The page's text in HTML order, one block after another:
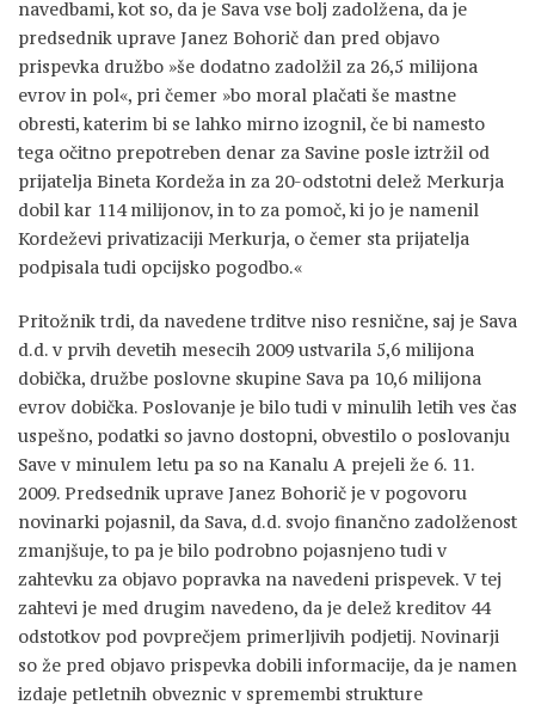
navedbami, kot so, da je Sava vse bolj zadolžena, da je
predsednik uprave Janez Bohorič dan pred objavo
prispevka družbo »še dodatno zadolžil za 26,5 milijona
evrov in pol«, pri čemer »bo moral plačati še mastne
obresti, katerim bi se lahko mirno izognil, če bi namesto
tega očitno prepotreben denar za Savine posle iztržil od
prijatelja Bineta Kordeža in za 20-odstotni delež Merkurja
dobil kar 114 milijonov, in to za pomoč, ki jo je namenil
Kordeževi privatizaciji Merkurja, o čemer sta prijatelja
podpisala tudi opcijsko pogodbo.«
Pritožnik trdi, da navedene trditve niso resnične, saj je Sava
d.d. v prvih devetih mesecih 2009 ustvarila 5,6 milijona
dobička, družbe poslovne skupine Sava pa 10,6 milijona
evrov dobička. Poslovanje je bilo tudi v minulih letih ves čas
uspešno, podatki so javno dostopni, obvestilo o poslovanju
Save v minulem letu pa so na Kanalu A prejeli že 6. 11.
2009. Predsednik uprave Janez Bohorič je v pogovoru
novinarki pojasnil, da Sava, d.d. svojo finančno zadolženost
zmanjšuje, to pa je bilo podrobno pojasnjeno tudi v
zahtevku za objavo popravka na navedeni prispevek. V tej
zahtevi je med drugim navedeno, da je delež kreditov 44
odstotkov pod povprečjem primerljivih podjetij. Novinarji
so že pred objavo prispevka dobili informacije, da je namen
izdaje petletnih obveznic v spremembi strukture